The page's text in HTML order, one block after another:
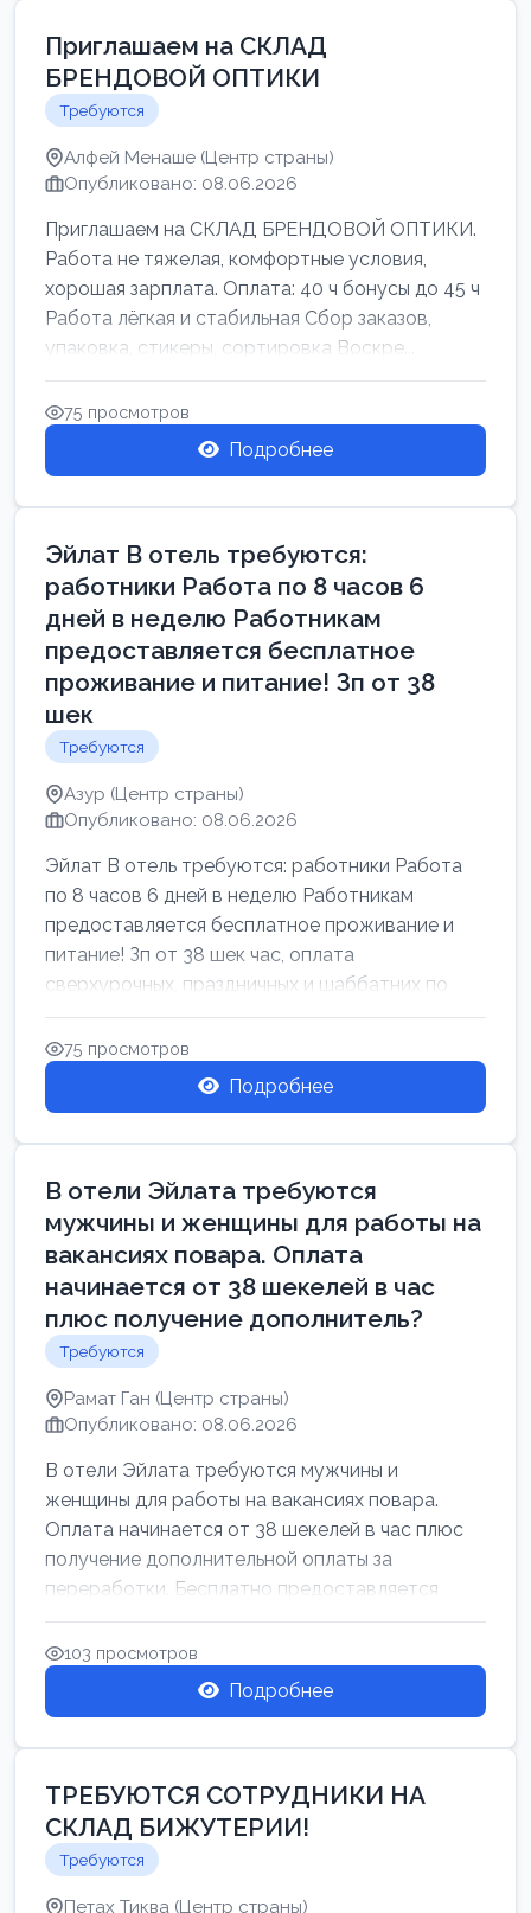
Приглашаем на СКЛАД
БРЕНДОВОЙ ОПТИКИ
Требуются
Алфей Менаше (Центр страны)
Опубликовано: 08.06.2026
Приглашаем на СКЛАД БРЕНДОВОЙ ОПТИКИ.
Работа не тяжелая, комфортные условия,
хорошая зарплата. Оплата: 40 ч бонусы до 45 ч
Работа лёгкая и стабильная Сбор заказов,
упаковка, стикеры, сортировка Воскре...
75 просмотров
Подробнее
Эйлат В отель требуются:
работники Работа по 8 часов 6
дней в неделю Работникам
предоставляется бесплатное
проживание и питание! Зп от 38
шек
Требуются
Азур (Центр страны)
Опубликовано: 08.06.2026
Эйлат В отель требуются: работники Работа
по 8 часов 6 дней в неделю Работникам
предоставляется бесплатное проживание и
питание! Зп от 38 шек час, оплата
сверхурочных, праздничных и шаббатних по
закон...
75 просмотров
Подробнее
В отели Эйлата требуются
мужчины и женщины для работы на
вакансиях повара. Оплата
начинается от 38 шекелей в час
плюс получение дополнитель?
Требуются
Рамат Ган (Центр страны)
Опубликовано: 08.06.2026
В отели Эйлата требуются мужчины и
женщины для работы на вакансиях повара.
Оплата начинается от 38 шекелей в час плюс
получение дополнительной оплаты за
переработки. Бесплатно предоставляется
проживан...
103 просмотров
Подробнее
ТРЕБУЮТСЯ СОТРУДНИКИ НА
СКЛАД БИЖУТЕРИИ!
Требуются
Петах Тиква (Центр страны)